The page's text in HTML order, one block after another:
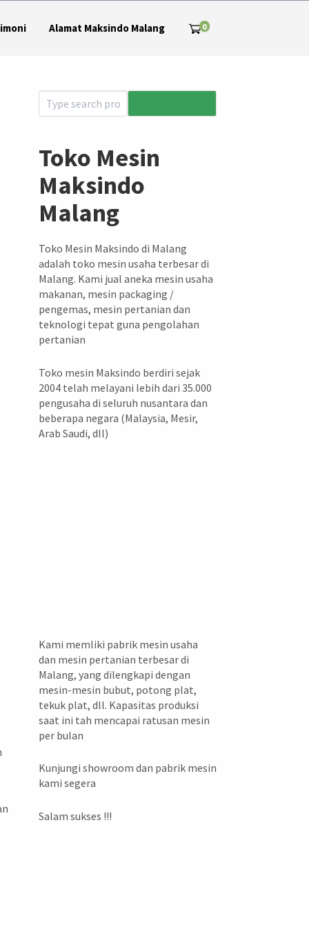
Alamat Maksindo Malang 0
Toko Mesin
Maksindo
Malang
Toko Mesin Maksindo di Malang
adalah toko mesin usaha terbesar di
Malang. Kami jual aneka mesin usaha
makanan, mesin packaging /
pengemas, mesin pertanian dan
teknologi tepat guna pengolahan
pertanian
Toko mesin Maksindo berdiri sejak
2004 telah melayani lebih dari 35.000
pengusaha di seluruh nusantara dan
beberapa negara (Malaysia, Mesir,
Arab Saudi, dll)
Kami memliki pabrik mesin usaha
dan mesin pertanian terbesar di
Malang, yang dilengkapi dengan
mesin-mesin bubut, potong plat,
tekuk plat, dll. Kapasitas produksi
saat ini tah mencapai ratusan mesin
per bulan
Kunjungi showroom dan pabrik mesin
kami segera
Salam sukses !!!